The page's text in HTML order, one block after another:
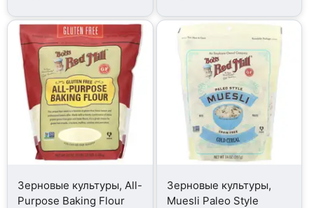
Зерновые культуры, All-
Purpose Baking Flour
Зерновые культуры,
Muesli Paleo Style